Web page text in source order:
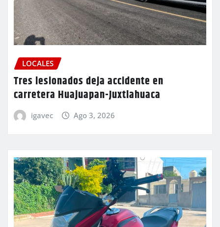
LOCALES
Tres lesionados deja accidente en
carretera Huajuapan-Juxtlahuaca
igavec Ago 3, 2026